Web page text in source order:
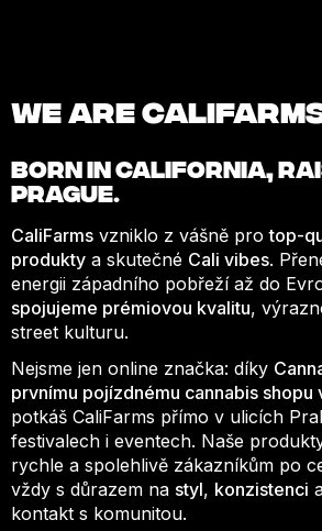
We are
BORN INCALIFORNIA,
PRAGUE.
CaliFarms vzniklo z vášně protop-
produkty a skutečné Cali vibes.
energii západního pobřeží až do
spojujeme prémiovou kvalitu,
street kulturu.
Nejsme jen online značka: díky
prvnímu pojízdnému cannabis shopu
potkáš CaliFarms přímo v ulicích
festivalech i eventech. Naše
rychle a spolehlivě zákazníkům po
vždy s důrazem na styl, konzistenci
kontakt s komunitou.